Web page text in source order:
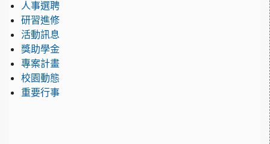
人事選聘
研習進修
活動訊息
獎助學金
專案計畫
校園動態
重要行事